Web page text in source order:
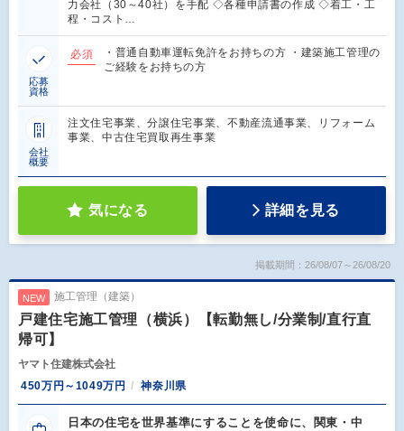
力会社（30～40社）を手配 ◇各種申請書の作成 ◇着工・工
程・コスト…
応募
資格
必須
・普通自動車運転免許をお持ちの方 ・建築施工管理の
ご経験をお持ちの方
会社
概要
注文住宅事業、分譲住宅事業、不動産流通事業、リフォーム
事業、中古住宅買取再生事業
気になる 詳細を見る
掲載期間：26/08/07～26/08/20
NEW 施工管理（建築）
戸建住宅施工管理（横浜）【転勤無し/分業制/直行直
帰可】
ヤマト住建株式会社
450万円～1049万円
神奈川県
日本の住宅を世界基準にすることを使命に、関東・中